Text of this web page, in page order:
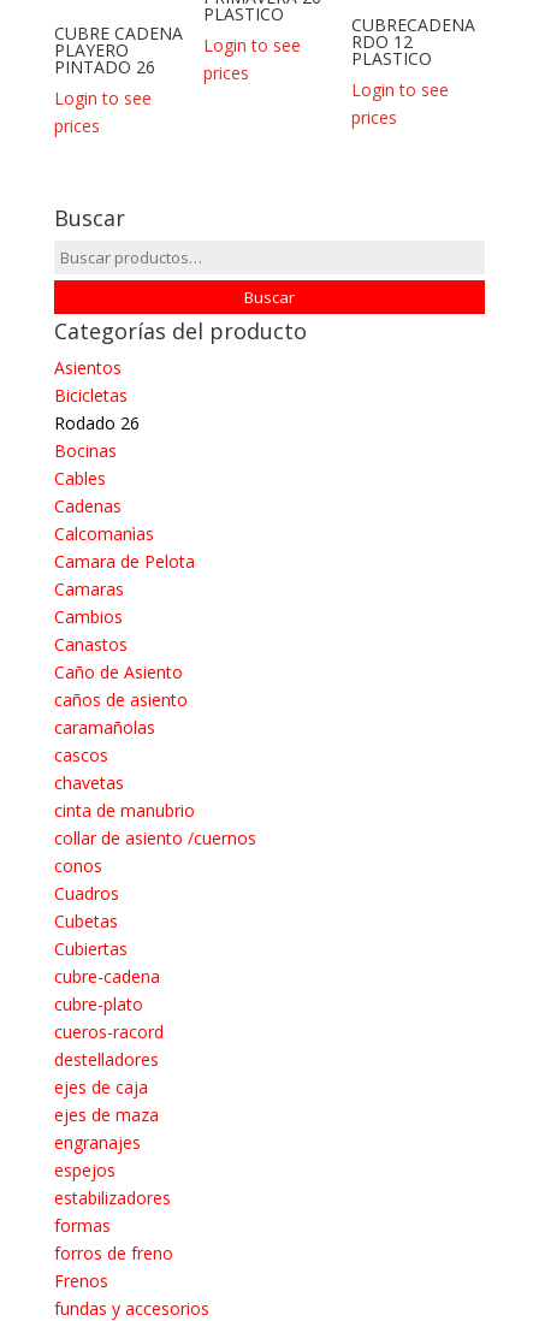
CUBRE CADENA
PLAYERO
PINTADO 26
Login to see
prices
PLASTICO
Login to see
prices
CUBRECADENA
RDO 12
PLASTICO
Login to see
prices
Buscar
Buscar
por:
Buscar
Categorías del producto
Asientos
Bicicletas
Rodado 26
Bocinas
Cables
Cadenas
Calcomanìas
Camara de Pelota
Camaras
Cambios
Canastos
Caño de Asiento
caños de asiento
caramañolas
cascos
chavetas
cinta de manubrio
collar de asiento /cuernos
conos
Cuadros
Cubetas
Cubiertas
cubre-cadena
cubre-plato
cueros-racord
destelladores
ejes de caja
ejes de maza
engranajes
espejos
estabilizadores
formas
forros de freno
Frenos
fundas y accesorios